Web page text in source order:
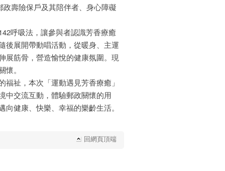
壽險保戶及其陪伴者、身心障礙
呼吸法，讓參與者認識芳香療癒
後展開帶動唱活動，從暖身、主運
展筋骨，營造愉悅的健康氛圍。現
。
祉，本次「運動遇見芳香療癒」
中交流互動，體驗郵政關懷的用
健康、快樂、幸福的樂齡生活。
回網頁頂端